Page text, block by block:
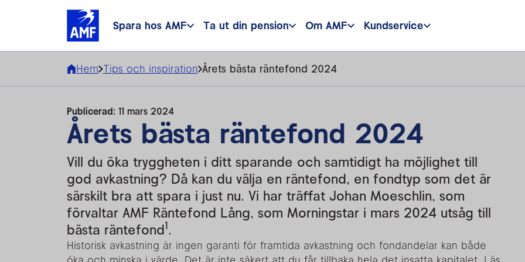
Spara hos AMF Ta ut din pension Om AMF Kundservice
Hem Tips och inspiration Årets bästa räntefond 2024
Publicerad: 11 mars 2024
Årets bästa räntefond 2024
Vill du öka tryggheten i ditt sparande och samtidigt ha möjlighet till
god avkastning? Då kan du välja en räntefond, en fondtyp som det är
särskilt bra att spara i just nu. Vi har träffat Johan Moeschlin, som
förvaltar AMF Räntefond Lång, som Morningstar i mars 2024 utsåg till
bästa räntefond1.
Historisk avkastning är ingen garanti för framtida avkastning och fondandelar kan både